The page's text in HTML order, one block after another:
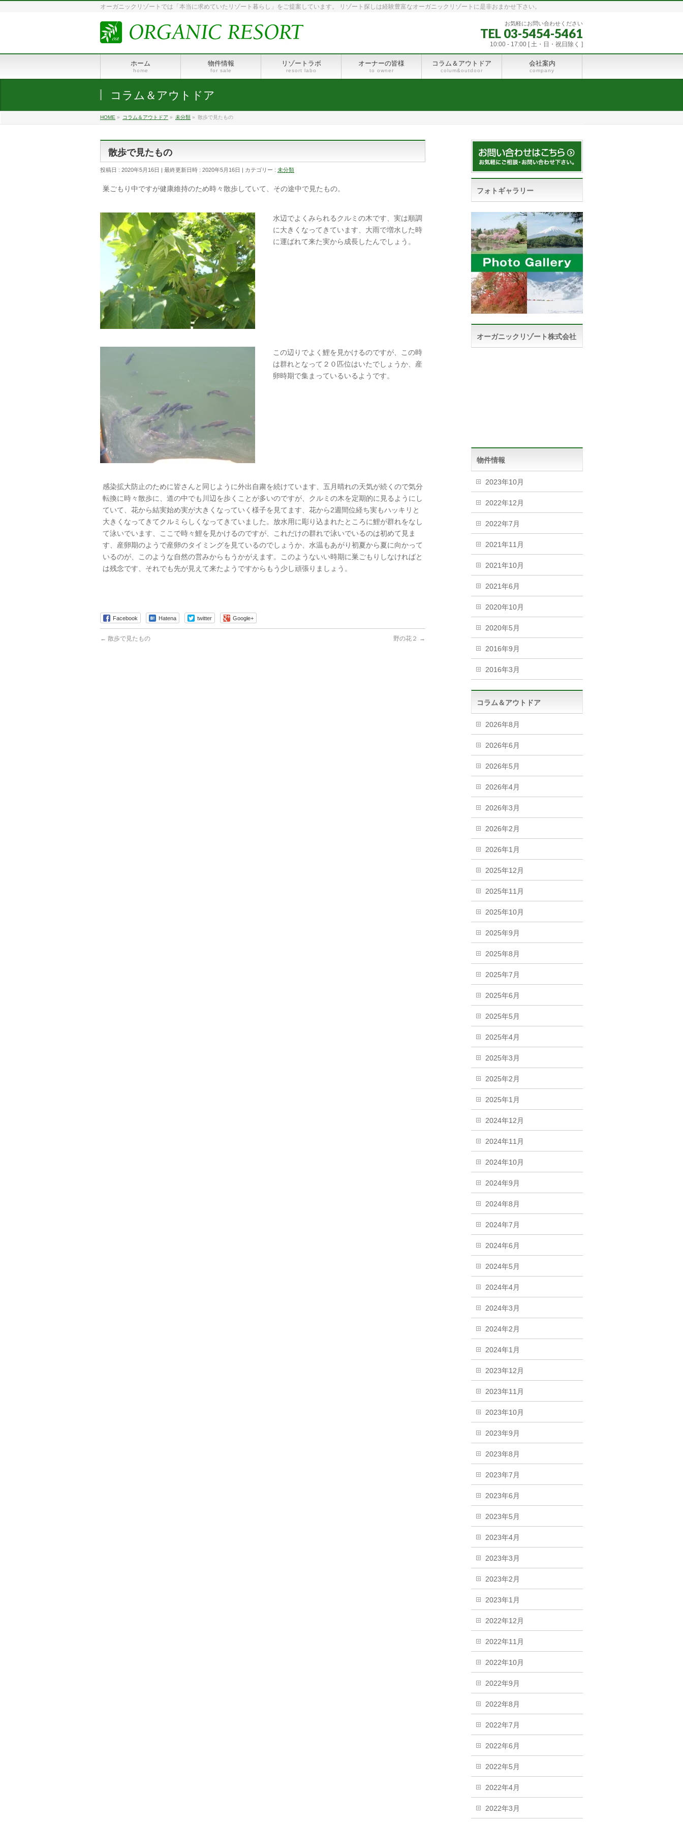
オーガニックリゾートでは「本当に求めていたリゾート暮らし」をご提案しています。 リゾート探しは経験豊富なオーガニックリゾートに是非おまかせ下さい。
お気軽にお問い合わせください
TEL 03-5454-5461
10:00 - 17:00 [ 土・日・祝日除く ]
ホーム
home
物件情報
for sale
リゾートラボ
resort labo
オーナーの皆様
to owner
コラム＆アウトドア
colum&outdoor
会社案内
company
コラム＆アウトドア
HOME » コラム＆アウトドア » 未分類 » 散歩で見たもの
散歩で見たもの
投稿日 : 2020年5月16日 最終更新日時 : 2020年5月16日 カテゴリー : 未分類
巣ごもり中ですが健康維持のため時々散歩していて、その途中で見たもの。
水辺でよくみられるクルミの木です、実は順調
に大きくなってきています、大雨で増水した時
に運ばれて来た実から成長したんでしょう。
この辺りでよく鯉を見かけるのですが、この時
は群れとなって２０匹位はいたでしょうか、産
卵時期で集まっているいるようです。
感染拡大防止のために皆さんと同じように外出自粛を続けています、五月晴れの天気が続くので気分
転換に時々散歩に、道の中でも川辺を歩くことが多いのですが、クルミの木を定期的に見るようにし
ていて、花から結実始め実が大きくなっていく様子を見てます、花から2週間位経ち実もハッキリと
大きくなってきてクルミらしくなってきていました。放水用に彫り込まれたところに鯉が群れをなし
て泳いでいます、ここで時々鯉を見かけるのですが、これだけの群れで泳いでいるのは初めて見ま
す、産卵期のようで産卵のタイミングを見ているのでしょうか、水温もあがり初夏から夏に向かって
いるのが、このような自然の営みからもうかがえます。このようないい時期に巣ごもりしなければと
は残念です、それでも先が見えて来たようですからもう少し頑張りましょう。
Facebook Hatena twitter Google+
← 散歩で見たもの 野の花２ →
フォトギャラリー
オーガニックリゾート株式会社
物件情報
2023年10月
2022年12月
2022年7月
2021年11月
2021年10月
2021年6月
2020年10月
2020年5月
2016年9月
2016年3月
コラム＆アウトドア
2026年8月
2026年6月
2026年5月
2026年4月
2026年3月
2026年2月
2026年1月
2025年12月
2025年11月
2025年10月
2025年9月
2025年8月
2025年7月
2025年6月
2025年5月
2025年4月
2025年3月
2025年2月
2025年1月
2024年12月
2024年11月
2024年10月
2024年9月
2024年8月
2024年7月
2024年6月
2024年5月
2024年4月
2024年3月
2024年2月
2024年1月
2023年12月
2023年11月
2023年10月
2023年9月
2023年8月
2023年7月
2023年6月
2023年5月
2023年4月
2023年3月
2023年2月
2023年1月
2022年12月
2022年11月
2022年10月
2022年9月
2022年8月
2022年7月
2022年6月
2022年5月
2022年4月
2022年3月